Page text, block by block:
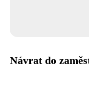
Návrat do